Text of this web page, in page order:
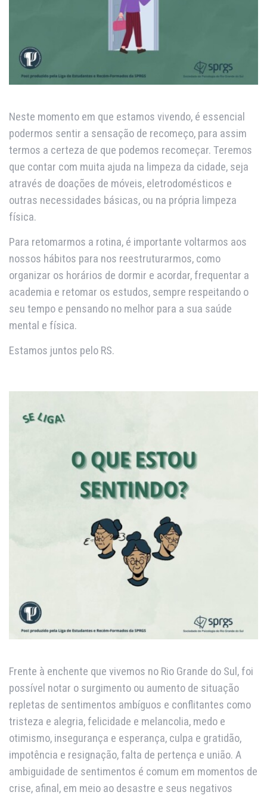
Neste momento em que estamos vivendo, é essencial
podermos sentir a sensação de recomeço, para assim
termos a certeza de que podemos recomeçar. Teremos
que contar com muita ajuda na limpeza da cidade, seja
através de doações de móveis, eletrodomésticos e
outras necessidades básicas, ou na própria limpeza
física.
Para retomarmos a rotina, é importante voltarmos aos
nossos hábitos para nos reestruturarmos, como
organizar os horários de dormir e acordar, frequentar a
academia e retomar os estudos, sempre respeitando o
seu tempo e pensando no melhor para a sua saúde
mental e física.
Estamos juntos pelo RS.
Frente à enchente que vivemos no Rio Grande do Sul, foi
possível notar o surgimento ou aumento de situação
repletas de sentimentos ambíguos e conflitantes como
tristeza e alegria, felicidade e melancolia, medo e
otimismo, insegurança e esperança, culpa e gratidão,
impotência e resignação, falta de pertença e união. A
ambiguidade de sentimentos é comum em momentos de
crise, afinal, em meio ao desastre e seus negativos